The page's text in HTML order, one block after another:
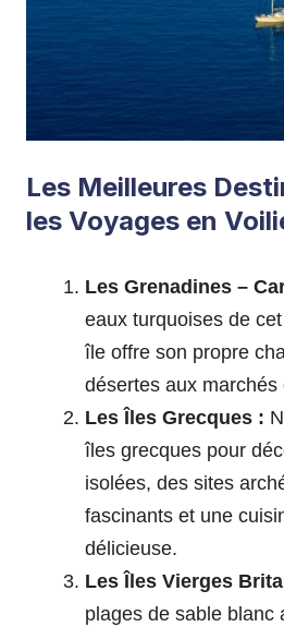
Les Meilleures
les Voyages en
Les Grenadines –
eaux turquoises de
île offre son propre
désertes aux marchés
Les Îles Grecques :
îles grecques pour
isolées, des sites
fascinants et une
délicieuse.
Les Îles Vierges
plages de sable blanc